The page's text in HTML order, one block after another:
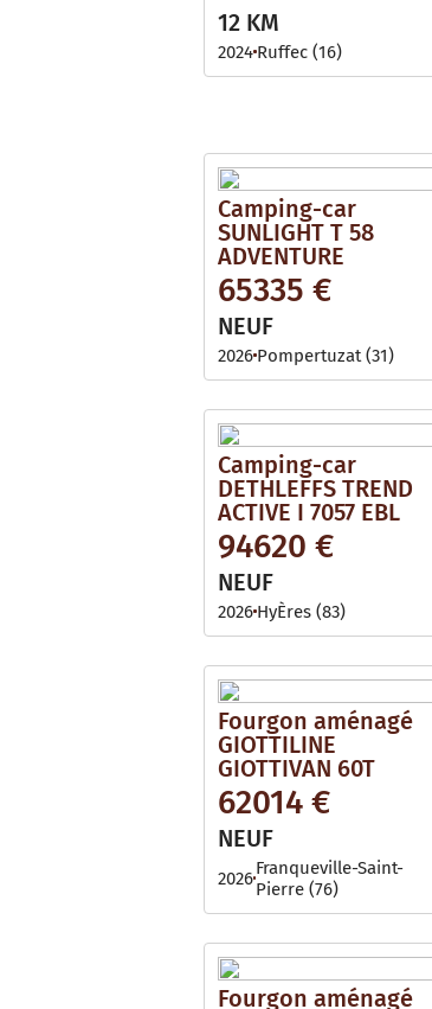
12 KM
2024 Ruffec (16)
Camping-car
SUNLIGHT T 58
ADVENTURE
65335 €
NEUF
2026 Pompertuzat (31)
Camping-car
DETHLEFFS TREND
ACTIVE I 7057 EBL
94620 €
NEUF
2026 HyÈres (83)
Fourgon aménagé
GIOTTILINE
GIOTTIVAN 60T
62014 €
NEUF
2026Franqueville-Saint-
Pierre (76)
Fourgon aménagé